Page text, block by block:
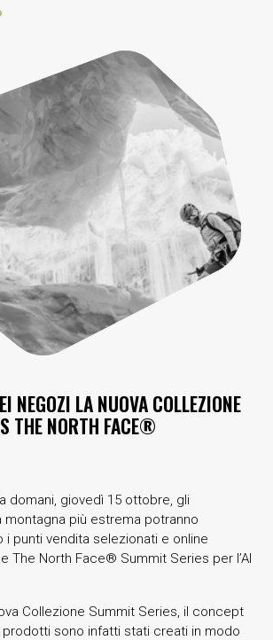
NEGOZI LA NUOVA COLLEZIONE
THE NORTH FACE®
domani, giovedì 15 ottobre, gli
montagna più estrema potranno
i punti vendita selezionati e online
The North Face® Summit Series per l’AI
Collezione Summit Series, il concept
i prodotti sono infatti stati creati in modo